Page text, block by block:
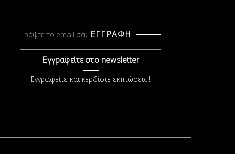
ΕΓΓΡΑΦΗ
Εγγραφείτε στο newsletter
Εγγραφείτε και κερδίστε εκπτώσεις!!!